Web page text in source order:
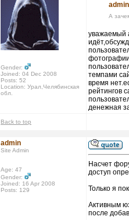
Gender:
Joined: 04 Dec 2008
Posts: 52
Location: Урал,Челябинская
обл.
А
уважаемый
темпами
время
рейтингов
денежная
Back to top
admin
Site Admin
Age: 47
Gender:
Joined: 16 Apr 2008
Posts: 129
Насчет
доступ
Только я
Активным
после